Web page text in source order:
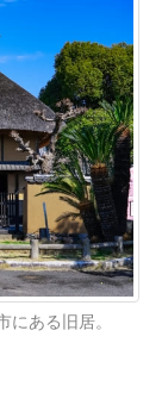
にある旧居。